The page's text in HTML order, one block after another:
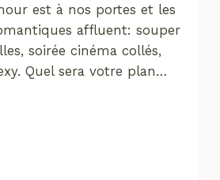
est à nos portes et les
affluent: souper
soirée cinéma collés,
Quel sera votre plan…